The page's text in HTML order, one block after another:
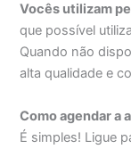
Vocês utilizam
que possível
Quando não
alta qualidade e
Como agendar a
É simples! Ligue